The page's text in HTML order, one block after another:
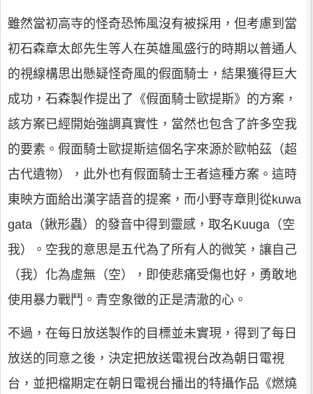
雖然當初高寺的怪奇恐怖風沒有被採用，但考慮到當
初石森章太郎先生等人在英雄風盛行的時期以普通人
的視線構思出懸疑怪奇風的假面騎士，結果獲得巨大
成功，石森製作提出了《假面騎士歐提斯》的方案，
該方案已經開始強調真實性，當然也包含了許多空我
的要素。假面騎士歐提斯這個名字來源於歐帕茲（超
古代遺物），此外也有假面騎士王者這種方案。這時
東映方面給出漢字語音的提案，而小野寺章則從kuwa
gata（鍬形蟲）的發音中得到靈感，取名Kuuga（空
我）。空我的意思是五代為了所有人的微笑，讓自己
（我）化為虛無（空），即使悲痛受傷也好，勇敢地
使用暴力戰鬥。青空象徵的正是清澈的心。
不過，在每日放送製作的目標並未實現，得到了每日
放送的同意之後，決定把放送電視台改為朝日電視
台，並把檔期定在朝日電視台播出的特攝作品《燃燒